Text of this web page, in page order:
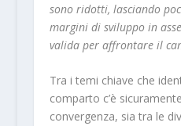
sono ridotti, lasciando
margini di sviluppo in
valida per affrontare il
Tra i temi chiave che
comparto c’è
convergenza, sia tra le